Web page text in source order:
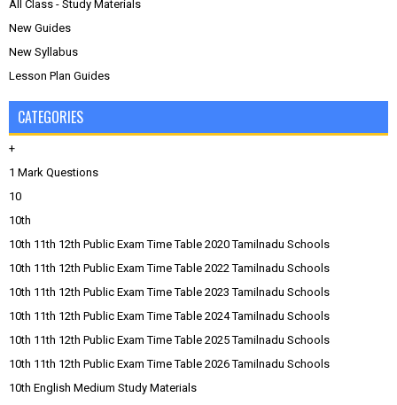
All Class - Study Materials
New Guides
New Syllabus
Lesson Plan Guides
CATEGORIES
+
1 Mark Questions
10
10th
10th 11th 12th Public Exam Time Table 2020 Tamilnadu Schools
10th 11th 12th Public Exam Time Table 2022 Tamilnadu Schools
10th 11th 12th Public Exam Time Table 2023 Tamilnadu Schools
10th 11th 12th Public Exam Time Table 2024 Tamilnadu Schools
10th 11th 12th Public Exam Time Table 2025 Tamilnadu Schools
10th 11th 12th Public Exam Time Table 2026 Tamilnadu Schools
10th English Medium Study Materials